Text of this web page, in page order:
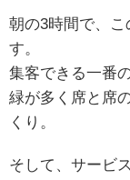
朝の3時間で、こ
す。
集客できる一番
緑が多く席と席
くり。
そして、サービ